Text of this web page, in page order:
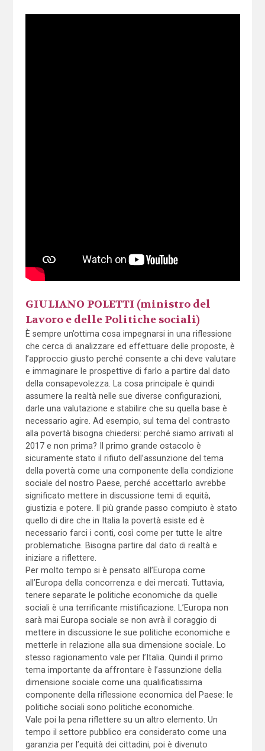
GIULIANO POLETTI (ministro del
Lavoro e delle Politiche sociali)
È sempre un’ottima cosa impegnarsi in una riflessione
che cerca di analizzare ed effettuare delle proposte, è
l’approccio giusto perché consente a chi deve valutare
e immaginare le prospettive di farlo a partire dal dato
della consapevolezza. La cosa principale è quindi
assumere la realtà nelle sue diverse configurazioni,
darle una valutazione e stabilire che su quella base è
necessario agire. Ad esempio, sul tema del contrasto
alla povertà bisogna chiedersi: perché siamo arrivati al
2017 e non prima? Il primo grande ostacolo è
sicuramente stato il rifiuto dell’assunzione del tema
della povertà come una componente della condizione
sociale del nostro Paese, perché accettarlo avrebbe
significato mettere in discussione temi di equità,
giustizia e potere. Il più grande passo compiuto è stato
quello di dire che in Italia la povertà esiste ed è
necessario farci i conti, così come per tutte le altre
problematiche. Bisogna partire dal dato di realtà e
iniziare a riflettere.
Per molto tempo si è pensato all’Europa come
all’Europa della concorrenza e dei mercati. Tuttavia,
tenere separate le politiche economiche da quelle
sociali è una terrificante mistificazione. L’Europa non
sarà mai Europa sociale se non avrà il coraggio di
mettere in discussione le sue politiche economiche e
metterle in relazione alla sua dimensione sociale. Lo
stesso ragionamento vale per l’Italia. Quindi il primo
tema importante da affrontare è l’assunzione della
dimensione sociale come una qualificatissima
componente della riflessione economica del Paese: le
politiche sociali sono politiche economiche.
Vale poi la pena riflettere su un altro elemento. Un
tempo il settore pubblico era considerato come una
garanzia per l’equità dei cittadini, poi è divenuto